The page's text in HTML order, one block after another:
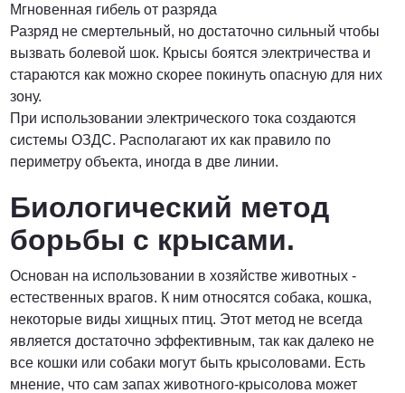
Мгновенная гибель от разряда
Разряд не смертельный, но достаточно сильный чтобы
вызвать болевой шок. Крысы боятся электричества и
стараются как можно скорее покинуть опасную для них
зону.
При использовании электрического тока создаются
системы ОЗДС. Располагают их как правило по
периметру объекта, иногда в две линии.
Биологический метод
борьбы с крысами.
Основан на использовании в хозяйстве животных -
естественных врагов. К ним относятся собака, кошка,
некоторые виды хищных птиц. Этот метод не всегда
является достаточно эффективным, так как далеко не
все кошки или собаки могут быть крысоловами. Есть
мнение, что сам запах животного-крысолова может